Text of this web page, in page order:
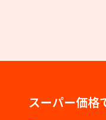
スーパー価格